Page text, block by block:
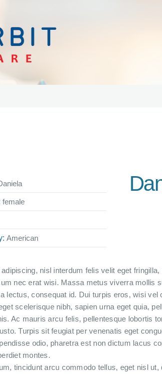
female
American
nisl interdum felis velit eget
nec erat wisi. Massa metus viverra mollis
lectus, consequat id. Dui turpis eros, wisi vel
scelerisque nibh, sapien urna eget quia,
Ac mauris arcu felis, pellentesque lobortis
Turpis sit feugiat per venenatis eget
odio, pharetra est non dictum lacus
montes.
tincidunt arcu commodo tellus, eget nisl